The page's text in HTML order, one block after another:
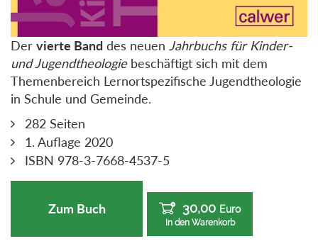
Der vierte Band des neuen Jahrbuchs für Kinder-
und Jugendtheologiebeschäftigt sich mit dem
Themenbereich Lernortspezifische Jugendtheologie
in Schule und Gemeinde.
282 Seiten
1. Auflage 2020
ISBN 978-3-7668-4537-5
Zum Buch 30,00 Euro
In den Warenkorb